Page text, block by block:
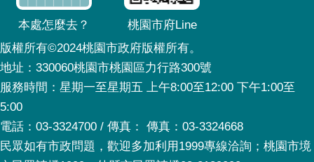
本處怎麼去？
桃園市府Line
版權所有©2024桃園市政府版權所有。
地址：330060桃園市桃園區力行路300號
服務時間：星期一至星期五 上午8:00至12:00 下午1:00至
5:00
電話：03-3324700 / 傳真： 傳真：03-3324668
民眾如有市政問題，歡迎多加利用1999專線洽詢；桃園市境